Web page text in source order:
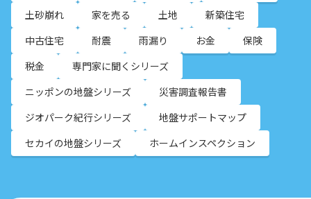
土砂崩れ
家を売る 土地
新築住宅
中古住宅
耐震 雨漏り お金
保険
税金
専門家に聞くシリーズ
ニッポンの地盤シリーズ
災害調査報告書
ジオパーク紀行シリーズ
地盤サポートマップ
セカイの地盤シリーズ
ホームインスペクション